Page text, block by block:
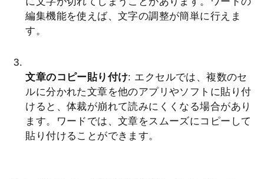
編集機能を使えば、文字の調整が簡単に行えま
す。
文章のコピー貼り付け: エクセルでは、複数のセ
ルに分かれた文章を他のアプリやソフトに貼り付
けると、体裁が崩れて読みにくくなる場合があり
ます。ワードでは、文章をスムーズにコピーして
貼り付けることができます。